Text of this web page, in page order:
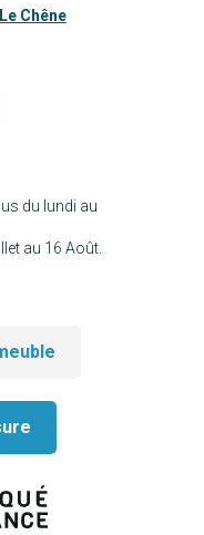
Chêne
du lundi au
au 16 Août.